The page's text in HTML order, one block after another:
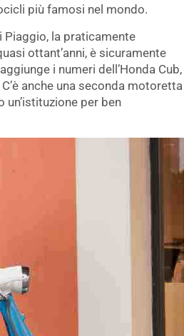
più famosi nel mondo.
la praticamente
ottant’anni, è sicuramente
i numeri dell’Honda Cub,
anche una seconda motoretta
un’istituzione per ben